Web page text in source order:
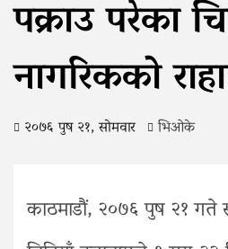
पक्राउ परेका
नागरिकको
२०७६ पुष २१, सोमवार भिओके
काठमाडौं, २०७६ पुष २१ गते